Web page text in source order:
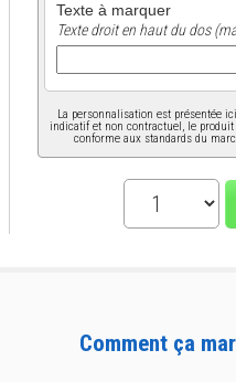
Texte à marquer
Texte droit en haut du dos
La personnalisation est présentée
indicatif et non contractuel, le
conforme aux standards du
Comment ça